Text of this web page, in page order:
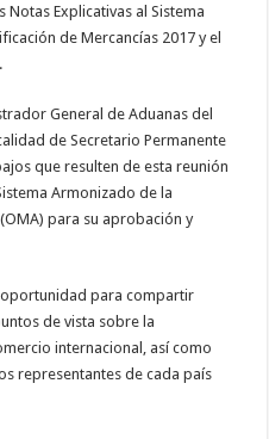
Notas Explicativas al Sistema
de Mercancías 2017 y el
General de Aduanas del
de Secretario Permanente
que resulten de esta reunión
Armonizado de la
para su aprobación y
oportunidad para compartir
de vista sobre la
internacional, así como
representantes de cada país